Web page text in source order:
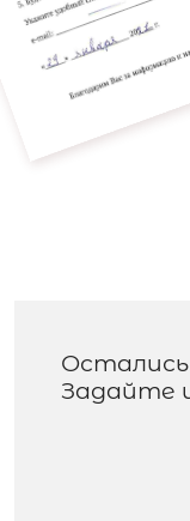
Задайте